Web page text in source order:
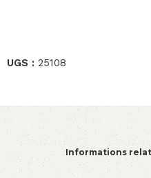
UGS : 25108
Informations